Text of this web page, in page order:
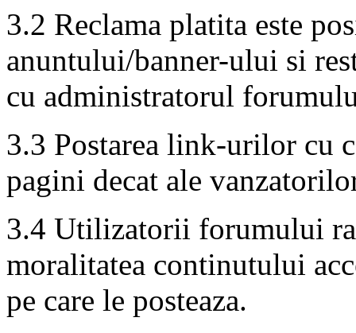
3.2 Reclama platita este
anuntului/banner-ului si
cu administratorul
3.3 Postarea link-urilor cu
pagini decat ale
3.4 Utilizatorii forumului
moralitatea continutului
pe care le posteaza.